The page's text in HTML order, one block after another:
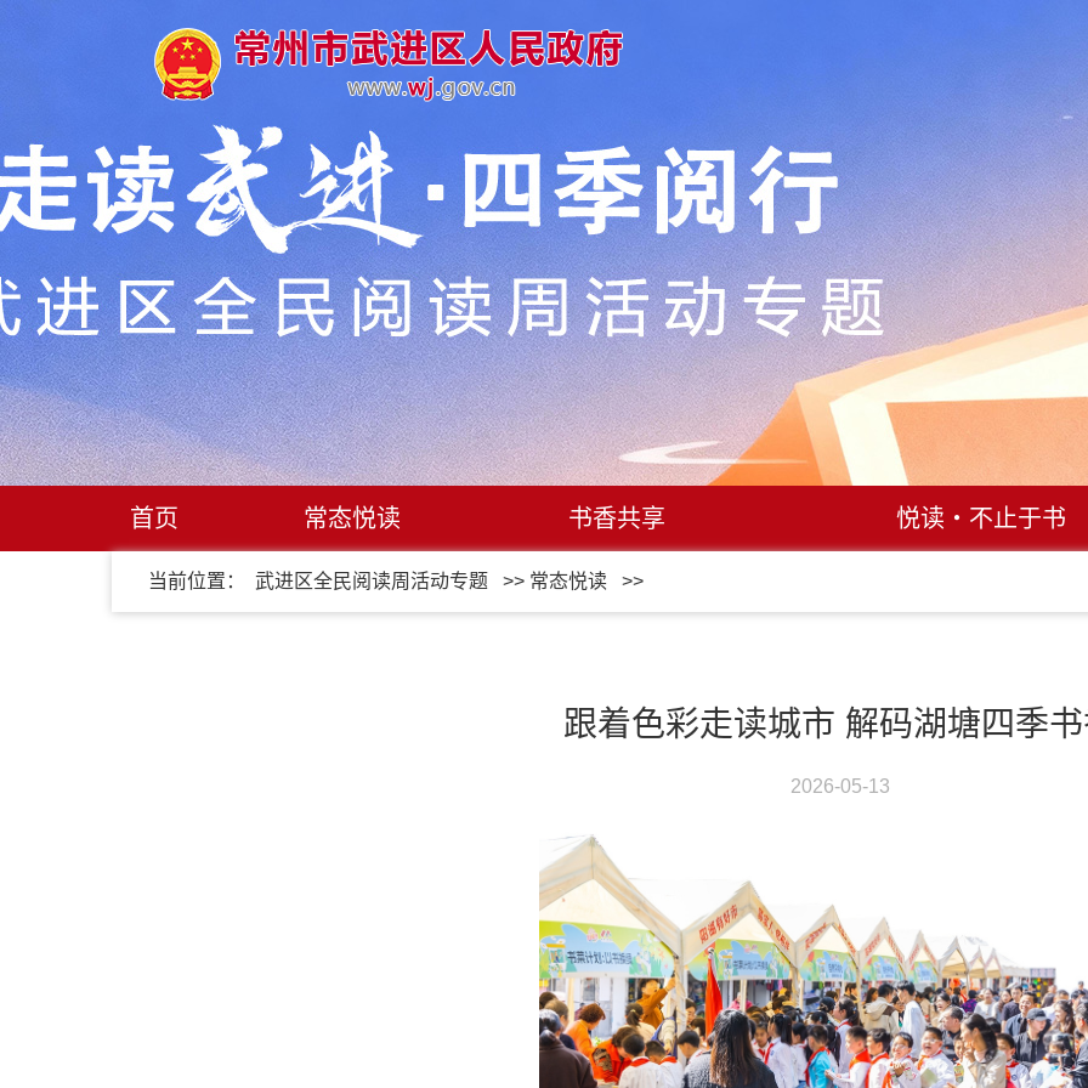
首页 常态悦读 书香共享 悦读・不止于书
当前位置： 武进区全民阅读周活动专题 >> 常态悦读 >>
跟着色彩走读城市 解码湖塘四季
2026-05-13